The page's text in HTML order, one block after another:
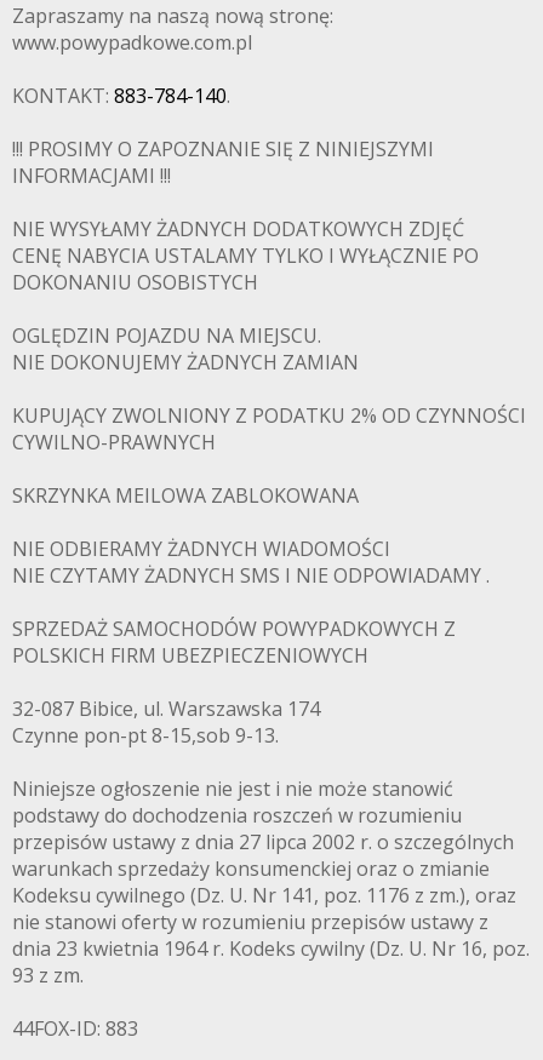
Zapraszamy na naszą nową stronę:
www.powypadkowe.com.pl
KONTAKT: 883-784-140.
!!! PROSIMY O ZAPOZNANIE SIĘ Z NINIEJSZYMI
INFORMACJAMI !!!
NIE WYSYŁAMY ŻADNYCH DODATKOWYCH ZDJĘĆ
CENĘ NABYCIA USTALAMY TYLKO I WYŁĄCZNIE PO
DOKONANIU OSOBISTYCH
OGLĘDZIN POJAZDU NA MIEJSCU.
NIE DOKONUJEMY ŻADNYCH ZAMIAN
KUPUJĄCY ZWOLNIONY Z PODATKU 2% OD CZYNNOŚCI
CYWILNO-PRAWNYCH
SKRZYNKA MEILOWA ZABLOKOWANA
NIE ODBIERAMY ŻADNYCH WIADOMOŚCI
NIE CZYTAMY ŻADNYCH SMS I NIE ODPOWIADAMY .
SPRZEDAŻ SAMOCHODÓW POWYPADKOWYCH Z
POLSKICH FIRM UBEZPIECZENIOWYCH
32-087 Bibice, ul. Warszawska 174
Czynne pon-pt 8-15,sob 9-13.
Niniejsze ogłoszenie nie jest i nie może stanowić
podstawy do dochodzenia roszczeń w rozumieniu
przepisów ustawy z dnia 27 lipca 2002 r. o szczególnych
warunkach sprzedaży konsumenckiej oraz o zmianie
Kodeksu cywilnego (Dz. U. Nr 141, poz. 1176 z zm.), oraz
nie stanowi oferty w rozumieniu przepisów ustawy z
dnia 23 kwietnia 1964 r. Kodeks cywilny (Dz. U. Nr 16, poz.
93 z zm.
44FOX-ID: 883